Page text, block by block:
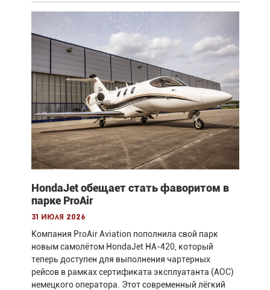
HondaJet обещает стать фаворитом в
парке ProAir
31 июля 2026
Компания ProAir Aviation пополнила свой парк
новым самолётом HondaJet HA-420, который
теперь доступен для выполнения чартерных
рейсов в рамках сертификата эксплуатанта (AOC)
немецкого оператора. Этот современный лёгкий